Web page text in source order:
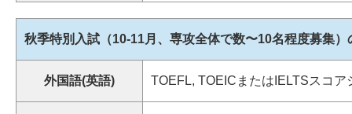
秋季特別入試（10-11月、専攻全体で数〜10名程度募集）
外国語(英語) TOEFL, TOEICまたはIELTSスコ